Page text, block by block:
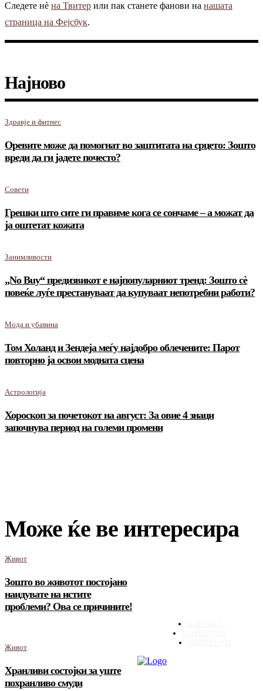
Следете нè на Твитер или пак станете фанови на нашата
страница на Фејсбук.
Најново
Здравје и фитнес
Оревите може да помогнат во заштитата на срцето: Зошто
вреди да ги јадете почесто?
Совети
Грешки што сите ги правиме кога се сончаме – а можат да
ја оштетат кожата
Занимливости
„No Buy“ предизвикот е најпопуларниот тренд: Зошто сè
повеќе луѓе престануваат да купуваат непотребни работи?
Мода и убавина
Том Холанд и Зендеја меѓу најдобро облечените: Парот
повторно ја освои модната сцена
Астрологија
Хороскоп за почетокот на август: За овие 4 знаци
започнува период на големи промени
Може ќе ве интересира
Живот
Зошто во животот постојано
наидувате на истите
проблеми? Ова се причините!
Живот
Хранливи состојки за уште
похранливо смуди